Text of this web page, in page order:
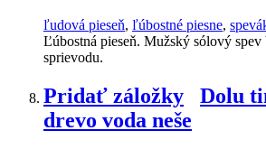
ľudová pieseň, ľúbostné piesne,
Ľúbostná pieseň. Mužský sólový spev
sprievodu.
Pridať záložky
Dolu
drevo voda neše